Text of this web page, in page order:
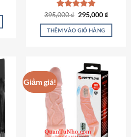
Được xếp
hạng4.82
5 sao
395,000₫ Giá
là:
395,000 ₫.
295,000₫Giá
tại
THÊM VÀO GIỎ HÀNG
Giảm giá!